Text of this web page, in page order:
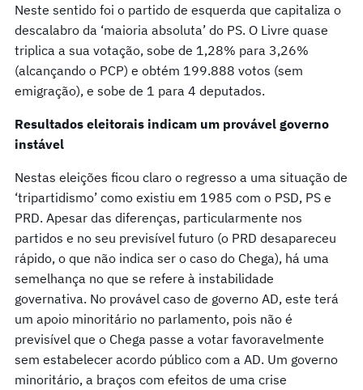
Neste sentido foi o partido de esquerda que capitaliza o
descalabro da ‘maioria absoluta’ do PS. O Livre quase
triplica a sua votação, sobe de 1,28% para 3,26%
(alcançando o PCP) e obtém 199.888 votos (sem
emigração), e sobe de 1 para 4 deputados.
Resultados eleitorais indicam um provável governo
instável
Nestas eleições ficou claro o regresso a uma situação de
‘tripartidismo’ como existiu em 1985 com o PSD, PS e
PRD. Apesar das diferenças, particularmente nos
partidos e no seu previsível futuro (o PRD desapareceu
rápido, o que não indica ser o caso do Chega), há uma
semelhança no que se refere à instabilidade
governativa. No provável caso de governo AD, este terá
um apoio minoritário no parlamento, pois não é
previsível que o Chega passe a votar favoravelmente
sem estabelecer acordo público com a AD. Um governo
minoritário, a braços com efeitos de uma crise